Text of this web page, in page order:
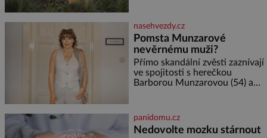
medu – zhruba jednu čajovou
lžičku. Sama o sobě se může
zdát bezvýznamná. Teprve když
se spojí s dalšími desítkami tisíc
příslušnic svého včelstva,
vznikne jeden z
nejdokonalejších organismů
nasehvezdy.cz
Pomsta Munzarové
nevěrnému muži?
Přímo skandální zvěsti zaznívají
ve spojitosti s herečkou
Barborou Munzarovou (54) a
viděna s jakýmsi sympaťákem, s
nímž se velmi družně, až d
panidomu.cz
Nedovolte mozku stárnout